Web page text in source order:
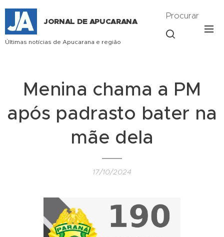
JORNAL DE APUCARANA
Últimas notícias de Apucarana e região
Procurar
Menina chama a PM
após padrasto bater na
mãe dela
17/10/2024